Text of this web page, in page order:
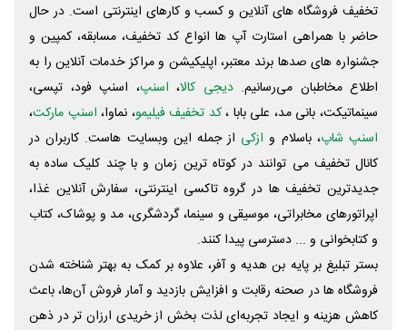
تخفیف فروشگاه های آنلاین و کسب و‌ کارهای اینترنتی است. در حال
حاضر با همراهی استارت آپ ها انواع کد تخفیف، مسابقه، کمپین و
جشنواره های صدها برند معتبر، اپلیکیشن و مراکز خدمات آنلاین را به
اطلاع مخاطبان می‌رسانیم. دیجی کالا، اسنپ، اسنپ فود، تپسی،
سینماتیکت، بانی مد، علی‌ بابا ،کد تخفیف فیلیمو، نماوا، اسنپ مارکت،
اسنپ شاپ، باسلام و ازکی از جمله این وبسایت ‌هاست. کاربران در
کانال تخفیف می توانند در کوتاه ترین زمان و با چند کلیک ساده به
جدیدترین تخفیف ها در گروه تاکسی اینترنتی، سفارش آنلاین غذا،
اپراتورهای مخابراتی، موسیقی و سینما، گردشگری، مد و پوشاک، کتاب
و کتابخوانی و ... دسترسی پیدا کنند.
بستر تبلیغ بر پایه بن هدیه و آفر، علاوه بر کمک به بهتر شناخته شدن
فروشگاه ها در صحنه رقابت و افزایش بازدید و آمار فروش آن‌ها، باعث
کاهش هزینه و ایجاد تجربه‌ای لذت بخش از خریدی ارزان تر در ذهن